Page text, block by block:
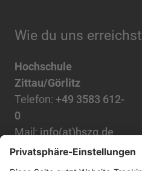
Wie du uns erreichst
Hochschule
Zittau/Görlitz
Telefon: +49 3583 612-
0
Mail: info(at)hszg.de